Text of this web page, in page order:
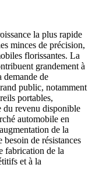
la plus rapide
minces de précision,
florissantes. La
grandement à
demande de
public, notamment
portables,
du revenu disponible
automobile en
de la
de résistances
fabrication de la
et à la